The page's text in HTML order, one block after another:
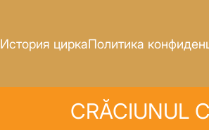
История циркаПолитика
СRĂCIUNUL